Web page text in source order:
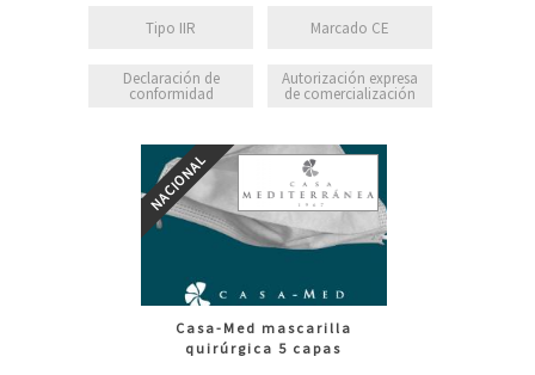
Tipo IIR Marcado CE
Declaración de
conformidad
Autorización expresa
de comercialización
Casa-Med mascarilla
quirúrgica 5 capas